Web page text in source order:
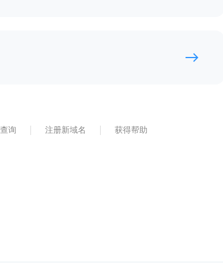
询 注册新域名 获得帮助